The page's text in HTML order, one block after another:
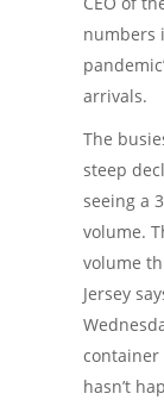
numbers
arrivals.
The
steep
seeing a
volume.
volume
Jersey
hasn’t